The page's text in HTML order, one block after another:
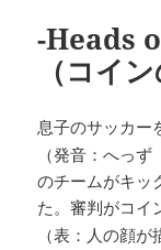
-Heads
（コイ
息子のサッカー
（発音：へっ
のチームがキッ
た。審判がコイ
（表：人の顔